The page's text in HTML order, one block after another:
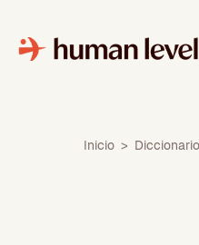
contenido
Inicio >